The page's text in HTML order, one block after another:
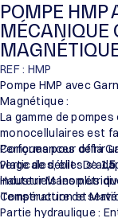
POMPE HMP
MÉCANIQUE
REF : HMP
Pompe HMP avec
Magnétique :
La gamme de
monocellulaires est
Conçues pour offrir
verticales, elles
industriels les plus
Performances de la
Plage de débit : De
Hauteur
Température de
Construction et
Partie hydraulique :